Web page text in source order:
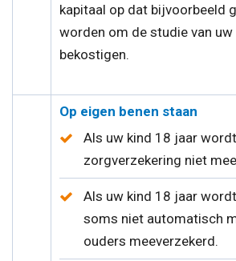
kapitaal op dat bijvoorbeeld
worden om de studie van
bekostigen.
Op eigen benen staan
Als uw kind 18 jaar
zorgverzekering niet
Als uw kind 18 jaar
soms niet automatisch
ouders meeverzekerd.